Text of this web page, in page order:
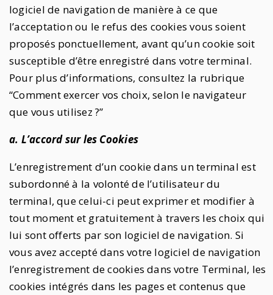
logiciel de navigation de manière à ce que
l’acceptation ou le refus des cookies vous soient
proposés ponctuellement, avant qu’un cookie soit
susceptible d’être enregistré dans votre terminal.
Pour plus d’informations, consultez la rubrique
“Comment exercer vos choix, selon le navigateur
que vous utilisez ?”
a. L’accord sur les Cookies
L’enregistrement d’un cookie dans un terminal est
subordonné à la volonté de l’utilisateur du
terminal, que celui-ci peut exprimer et modifier à
tout moment et gratuitement à travers les choix qui
lui sont offerts par son logiciel de navigation. Si
vous avez accepté dans votre logiciel de navigation
l’enregistrement de cookies dans votre Terminal, les
cookies intégrés dans les pages et contenus que